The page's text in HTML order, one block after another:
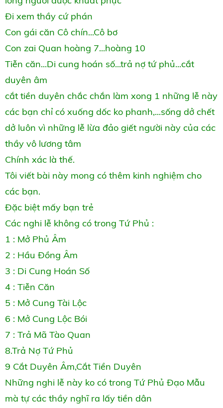
Đi xem thầy cứ phán
Con gái căn Cô chín...Cô bơ
Con zai Quan hoàng 7...hoàng 10
Tiễn căn...Di cung hoán số...trả nợ tứ phủ...cắt
duyên âm
cắt tiền duyên chắc chắn làm xong 1 những lễ này
các bạn chỉ có xuống dốc ko phanh,...sống dở chết
dở luôn vì những lễ lừa đảo giết người này của các
thầy vô lương tâm
Chính xác là thế.
Tôi viết bài này mong có thêm kinh nghiệm cho
các bạn.
Đặc biệt mấy bạn trẻ
Các nghi lễ không có trong Tứ Phủ :
1 : Mở Phủ Âm
2 : Hầu Đồng Âm
3 : Di Cung Hoán Số
4 : Tiễn Căn
5 : Mở Cung Tài Lộc
6 : Mở Cung Lộc Bói
7 : Trả Mã Tào Quan
8.Trả Nợ Tứ Phủ
9 Cắt Duyên Âm,Cắt Tiền Duyên
Những nghi lễ này ko có trong Tứ Phủ Đạo Mẫu
mà tự các thầy nghĩ ra lấy tiền dân